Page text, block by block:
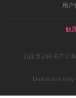
用户
触
页面信息由用户分
Dealmoon